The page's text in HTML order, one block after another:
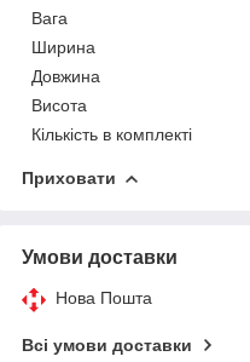
Вага
Ширина
Довжина
Висота
Кількість в комплекті
Приховати
Умови доставки
Нова Пошта
Всі умови доставки